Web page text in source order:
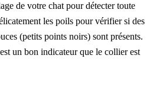
de votre chat pour détecter toute
les poils pour vérifier si des
(petits points noirs) sont présents.
un bon indicateur que le collier est